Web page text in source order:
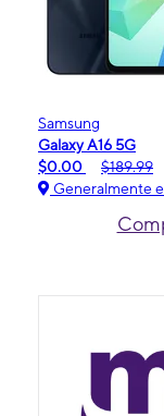
Samsung
Galaxy A16 5G
$0.00
$189.99
Generalmente